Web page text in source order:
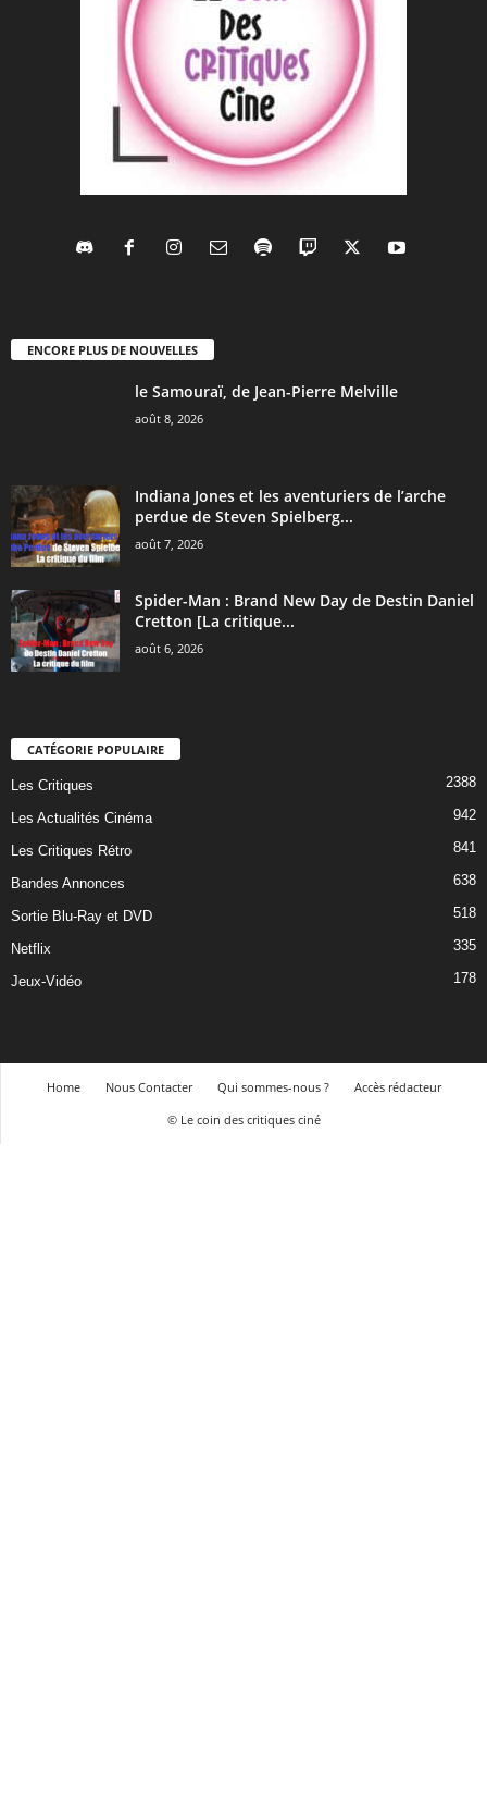
ENCORE PLUS DE NOUVELLES
le Samouraï, de Jean-Pierre Melville
août 8, 2026
Indiana Jones et les aventuriers de l’arche
perdue de Steven Spielberg...
août 7, 2026
Spider-Man : Brand New Day de Destin Daniel
Cretton [La critique...
août 6, 2026
CATÉGORIE POPULAIRE
Les Critiques 2388
Les Actualités Cinéma 942
Les Critiques Rétro 841
Bandes Annonces 638
Sortie Blu-Ray et DVD 518
Netflix 335
Jeux-Vidéo 178
Home Nous Contacter Qui sommes-nous ?
Accès rédacteur
© Le coin des critiques ciné